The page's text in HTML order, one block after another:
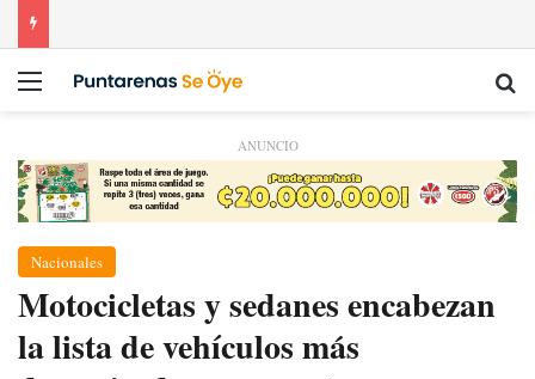
Menú
ANUNCIO
Nacionales
​Motocicletas y sedanes encabezan
la lista de vehículos más